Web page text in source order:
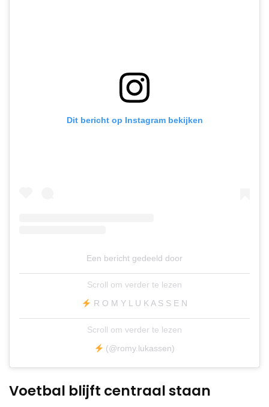
Dit bericht op Instagram bekijken
Een bericht gedeeld door
Scroll om verder te lezen
R O M Y L U K A S S E N
Scroll om verder te lezen
(@romy.lukassen)
Voetbal blijft centraal staan